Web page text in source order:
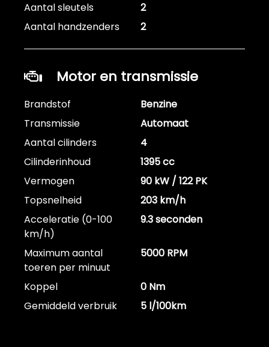
Aantal sleutels
2
Aantal handzenders
2
Motor en transmissie
Brandstof
Benzine
Transmissie
Automaat
Aantal cilinders
4
Cilinderinhoud
1395 cc
Vermogen
90 kW / 122 PK
Topsnelheid
203 km/h
Acceleratie (0-100
km/h)
9.3 seconden
Maximum aantal
toeren per minuut
5000 RPM
Koppel
0 Nm
Gemiddeld verbruik
5 l/100km